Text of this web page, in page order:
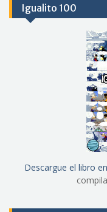
Igualito 100
Descargue el libro